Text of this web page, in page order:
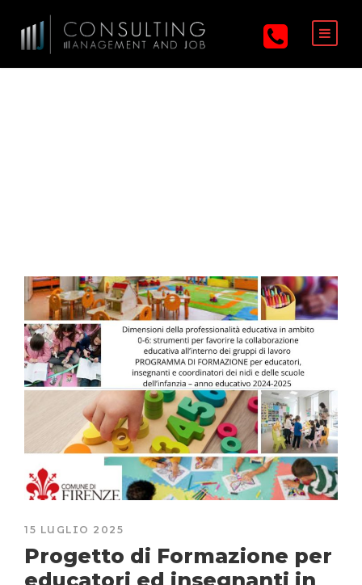
15 LUGLIO 2025
Progetto di Formazione per